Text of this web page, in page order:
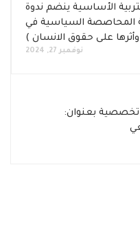
الأساسية ينضم ندوة
المحاصصة السياسية في
نوفمبر 27, 2024
تخصصية بعنوان: